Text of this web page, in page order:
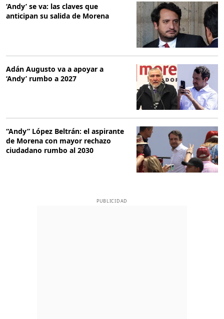
‘Andy’ se va: las claves que
anticipan su salida de Morena
Adán Augusto va a apoyar a
‘Andy’ rumbo a 2027
“Andy” López Beltrán: el aspirante
de Morena con mayor rechazo
ciudadano rumbo al 2030
PUBLICIDAD